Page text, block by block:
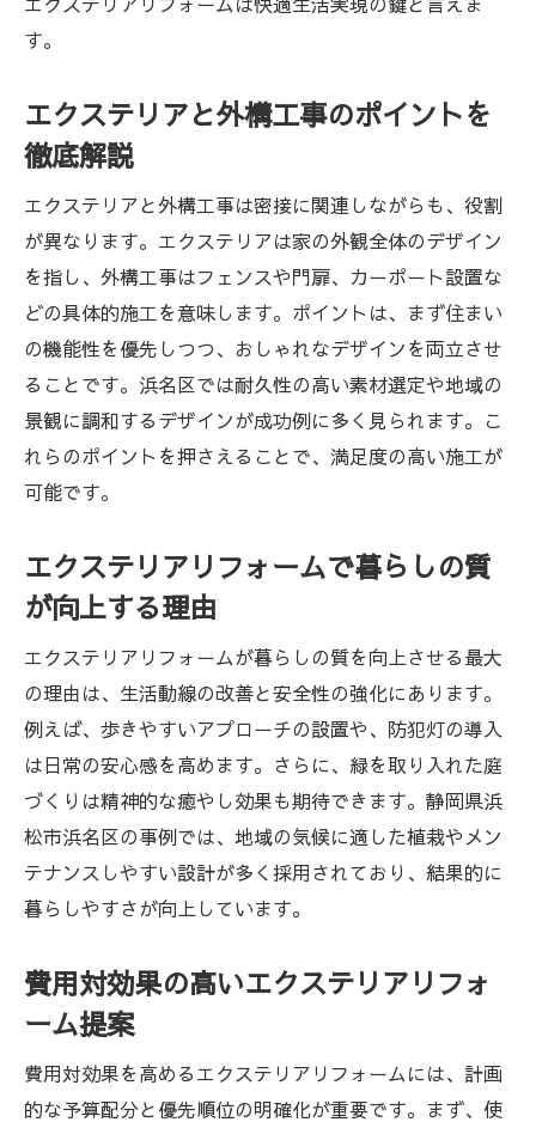
す。
エクステリアと外構工事のポイントを
徹底解説
エクステリアと外構工事は密接に関連しながらも、役割
が異なります。エクステリアは家の外観全体のデザイン
を指し、外構工事はフェンスや門扉、カーポート設置な
どの具体的施工を意味します。ポイントは、まず住まい
の機能性を優先しつつ、おしゃれなデザインを両立させ
ることです。浜名区では耐久性の高い素材選定や地域の
景観に調和するデザインが成功例に多く見られます。こ
れらのポイントを押さえることで、満足度の高い施工が
可能です。
エクステリアリフォームで暮らしの質
が向上する理由
エクステリアリフォームが暮らしの質を向上させる最大
の理由は、生活動線の改善と安全性の強化にあります。
例えば、歩きやすいアプローチの設置や、防犯灯の導入
は日常の安心感を高めます。さらに、緑を取り入れた庭
づくりは精神的な癒やし効果も期待できます。静岡県浜
松市浜名区の事例では、地域の気候に適した植栽やメン
テナンスしやすい設計が多く採用されており、結果的に
暮らしやすさが向上しています。
費用対効果の高いエクステリアリフォ
ーム提案
費用対効果を高めるエクステリアリフォームには、計画
的な予算配分と優先順位の明確化が重要です。まず、使